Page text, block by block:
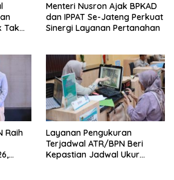
Tak
Menteri Nusron Ajak BPKAD
dan IPPAT Se-Jateng Perkuat
Sinergi Layanan Pertanahan
Raih
Layanan Pengukuran
Terjadwal ATR/BPN Beri
Kepastian Jadwal Ukur